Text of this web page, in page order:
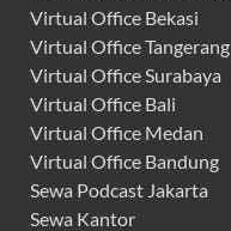
Virtual Office Bekasi
Virtual Office Tangerang
Virtual Office Surabaya
Virtual Office Bali
Virtual Office Medan
Virtual Office Bandung
Sewa Podcast Jakarta
Sewa Kantor